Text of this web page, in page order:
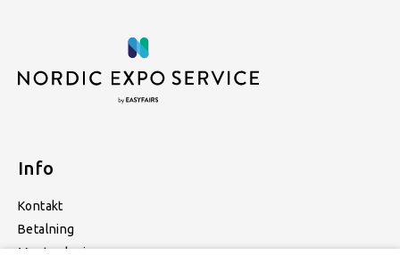
Info
Kontakt
Betalning
Monterdesign